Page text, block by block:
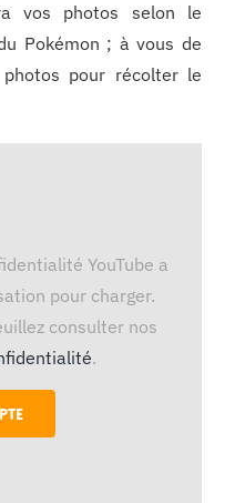
vos photos selon le
Pokémon ; à vous de
pour récolter le
YouTube a
pour charger.
consulter nos
.